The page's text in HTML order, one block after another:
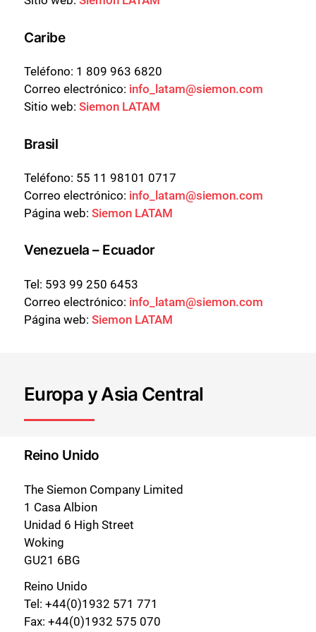
Caribe
Teléfono: 1 809 963 6820
Correo electrónico: info_latam@siemon.com
Sitio web: Siemon LATAM
Brasil
Teléfono: 55 11 98101 0717
Correo electrónico: info_latam@siemon.com
Página web: Siemon LATAM
Venezuela – Ecuador
Tel: 593 99 250 6453
Correo electrónico: info_latam@siemon.com
Página web: Siemon LATAM
Europa y Asia Central
Reino Unido
The Siemon Company Limited
1 Casa Albion
Unidad 6 High Street
Woking
GU21 6BG
Reino Unido
Tel: +44(0)1932 571 771
Fax: +44(0)1932 575 070